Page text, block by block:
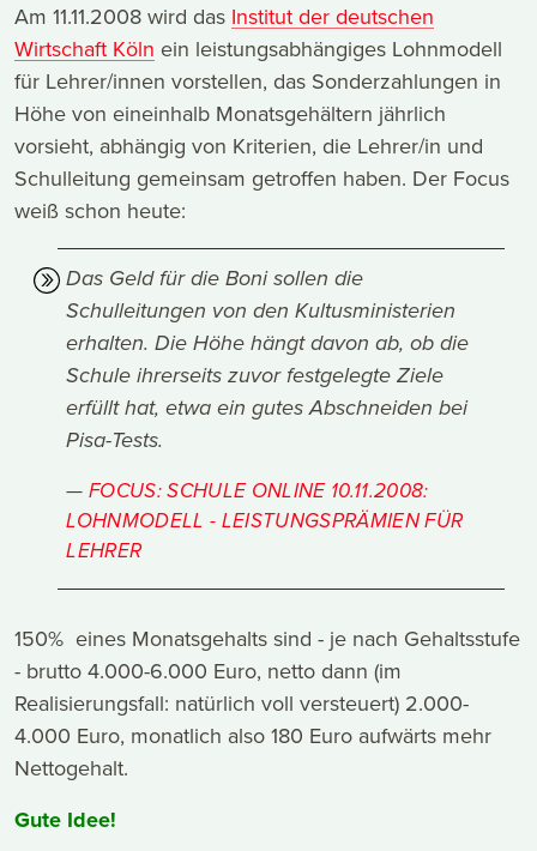
Am 11.11.2008 wird das Institut der deutschen
Wirtschaft Köln ein leistungsabhängiges Lohnmodell
für Lehrer/innen vorstellen, das Sonderzahlungen in
Höhe von eineinhalb Monatsgehältern jährlich
vorsieht, abhängig von Kriterien, die Lehrer/in und
Schulleitung gemeinsam getroffen haben. Der Focus
weiß schon heute:
Das Geld für die Boni sollen die
Schulleitungen von den Kultusministerien
erhalten. Die Höhe hängt davon ab, ob die
Schule ihrerseits zuvor festgelegte Ziele
erfüllt hat, etwa ein gutes Abschneiden bei
Pisa-Tests.
FOCUS: SCHULE ONLINE 10.11.2008:
LOHNMODELL - LEISTUNGSPRÄMIEN FÜR
LEHRER
150% eines Monatsgehalts sind - je nach Gehaltsstufe
- brutto 4.000-6.000 Euro, netto dann (im
Realisierungsfall: natürlich voll versteuert) 2.000-
4.000 Euro, monatlich also 180 Euro aufwärts mehr
Nettogehalt.
Gute Idee!